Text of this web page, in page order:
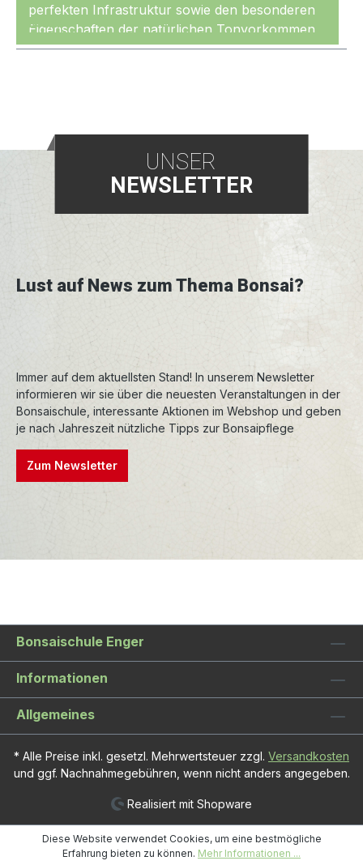
perfekten Infrastruktur sowie den besonderen
Eigenschaften der natürlichen Tonvorkommen
in der Region. Bonsaischalen aus Tokoname
Qualität und Schönheit. Die Formen und
Konturen sind sehr sauber gearbeitet, und das
Material ist äußerst stabil und frosthart.
einem Synonym für Bonsaischalen in höchster
Qualität geworden.
Mehr
UNSER
NEWSLETTER
Lust auf News zum Thema Bonsai?
Immer auf dem aktuellsten Stand! In unserem Newsletter
informieren wir sie über die neuesten Veranstaltungen in der
Bonsaischule, interessante Aktionen im Webshop und geben
je nach Jahreszeit nützliche Tipps zur Bonsaipflege
Zum Newsletter
Bonsaischule Enger
Informationen
Allgemeines
* Alle Preise inkl. gesetzl. Mehrwertsteuer zzgl. Versandkosten
und ggf. Nachnahmegebühren, wenn nicht anders angegeben.
Realisiert mit Shopware
Diese Website verwendet Cookies, um eine bestmögliche
Erfahrung bieten zu können. Mehr Informationen ...